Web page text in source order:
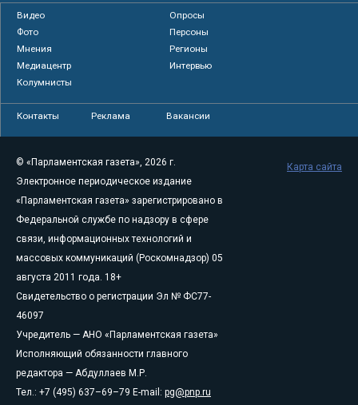
Видео
Опросы
Фото
Персоны
Мнения
Регионы
Медиацентр
Интервью
Колумнисты
Контакты Реклама Вакансии
© «Парламентская газета», 2026 г.
Электронное периодическое издание
«Парламентская газета» зарегистрировано в
Федеральной службе по надзору в сфере
связи, информационных технологий и
массовых коммуникаций (Роскомнадзор) 05
августа 2011 года. 18+
Свидетельство о регистрации Эл № ФС77-
46097
Учредитель — АНО «Парламентская газета»
Исполняющий обязанности главного
редактора — Абдуллаев М.Р.
Тел.: +7 (495) 637–69–79 E-mail: pg@pnp.ru
Карта сайта